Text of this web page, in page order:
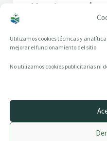
Utilizamos cookies técnicas y
mejorar el funcionamiento del sitio.
No utilizamos cookies publicitarias ni
El berciano Aarón
Campeón de
© 2014–2026